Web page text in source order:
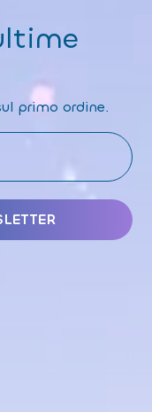
primo ordine.